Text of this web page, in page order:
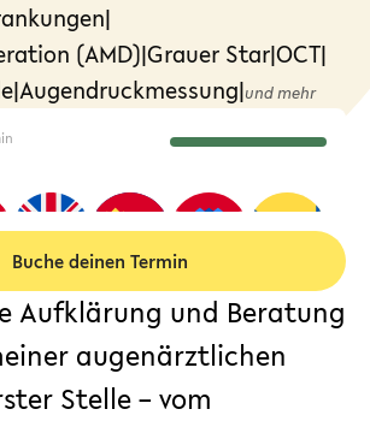
|
(AMD)|Grauer Star|OCT|
|Augendruckmessung|und mehr
Buche deinen Termin
Aufklärung und Beratung
augenärztlichen
Stelle – vom